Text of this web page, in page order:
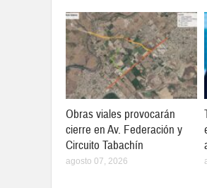
Obras viales provocarán
cierre en Av. Federación y
Circuito Tabachín
agosto 07, 2026